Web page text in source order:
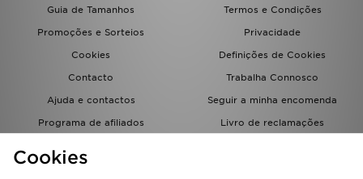
Guia de Tamanhos
Termos e Condições
Promoções e Sorteios
Privacidade
Cookies
Definições de Cookies
Contacto
Trabalha Connosco
Ajuda e contactos
Seguir a minha encomenda
Programa de afiliados
Livro de reclamações
Cookies